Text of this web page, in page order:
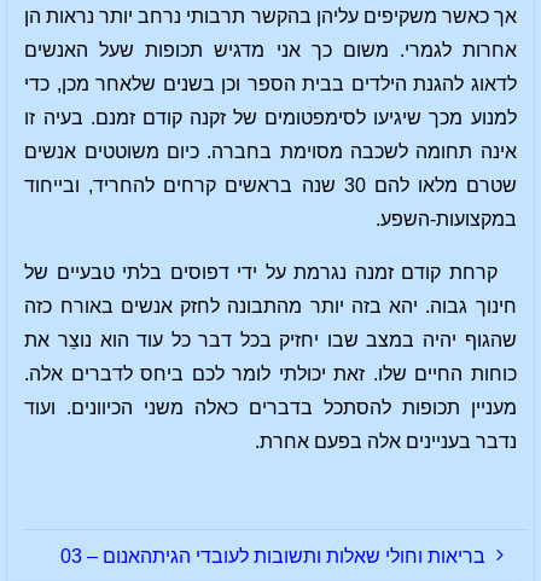
אך כאשר משקיפים עליהן בהקשר תרבותי נרחב יותר נראות הן
אחרות לגמרי. משום כך אני מדגיש תכופות שעל האנשים
לדאוג להגנת הילדים בבית הספר וכן בשנים שלאחר מכן, כדי
למנוע מכך שיגיעו לסימפטומים של זקנה קודם זמנם. בעיה זו
אינה תחומה לשכבה מסוימת בחברה. כיום משוטטים אנשים
שטרם מלאו להם 30 שנה בראשים קרחים להחריד, ובייחוד
במקצועות-השפע.
קרחת קודם זמנה נגרמת על ידי דפוסים בלתי טבעיים של
חינוך גבוה. יהא בזה יותר מהתבונה לחזק אנשים באורח כזה
שהגוף יהיה במצב שבו יחזיק בכל דבר כל עוד הוא נוצֵר את
כוחות החיים שלו. זאת יכולתי לומר לכם ביחס לדברים אלה.
מעניין תכופות להסתכל בדברים כאלה משני הכיוונים. ועוד
נדבר בעניינים אלה בפעם אחרת.
בריאות וחולי שאלות ותשובות לעובדי הגיתהאנום – 03